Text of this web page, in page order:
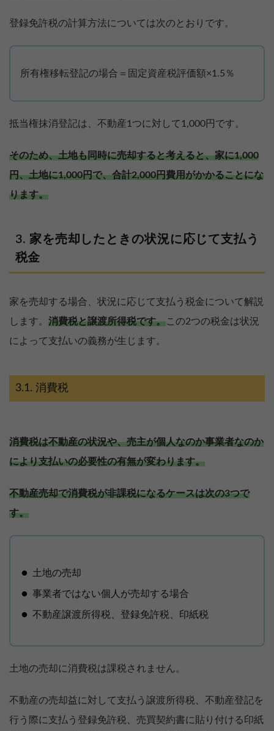
登録免許税の計算方法については次のとおりです。
所有権移転登記の場合＝固定資産税評価額×1.5％
抵当権抹消登記は、不動産1つに対して1,000円です。
そのため、土地も同時に売却すると考えると、家に1,000
円、土地に1,000円で、合計2,000円費用がかかることにな
ります。
家を売却したときの状況に応じて支払う
税金
家を売却する場合、状況に応じて支払う税金について解説
します。 消費税と譲渡所得税です。この2つの税金は状況
によって支払いの義務が生じます。
消費税
消費税は不動産の状況や、売主が個人なのか事業者なのか
により支払いの必要性の有無が変わります。
不動産売却で消費税が非課税になるケースは次の3つで
す。
土地の売却
事業者ではない個人が売却する場合
不動産譲渡所得税、登録免許税、印紙税
土地の売却に消費税は課税されません。
不動産の売却益に対して支払う譲渡所得税、不動産登記を
行う際に支払う登録免許税、売買契約書に貼り付ける印紙